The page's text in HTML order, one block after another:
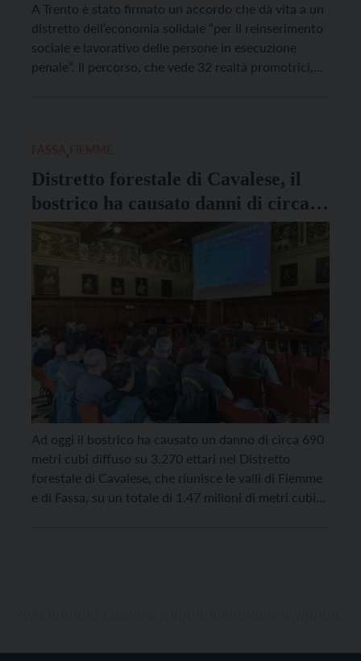
A Trento è stato firmato un accordo che dà vita a un
distretto dell’economia solidale “per il reinserimento
sociale e lavorativo delle persone in esecuzione
penale”. Il percorso, che vede 32 realtà promotrici,
,
Distretto forestale di Cavalese, il
bostrico ha causato danni di circa
690 metri cubi su 3.270 ettari
Ad oggi il bostrico ha causato un danno di circa 690
metri cubi diffuso su 3.270 ettari nel Distretto
forestale di Cavalese, che riunisce le valli di Fiemme
e di Fassa, su un totale di 1.47 milioni di metri cubi